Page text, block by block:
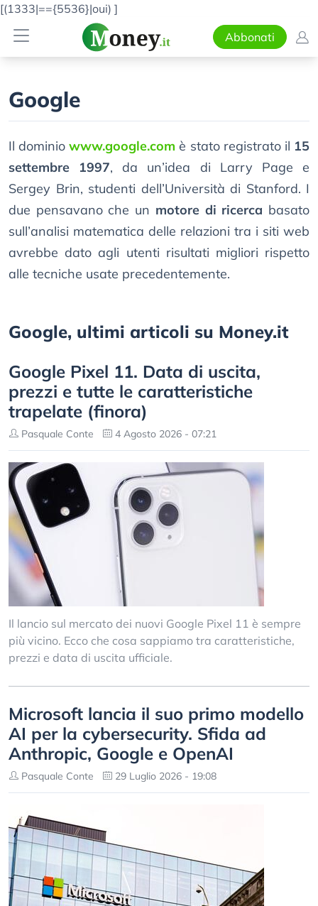
[(1333|=={5536}|oui) ]
Abbonati
Google
Il dominiowww.google.com è stato registrato il 15
settembre 1997, da un’idea di Larry Page e
Sergey Brin, studenti dell’Università di Stanford. I
due pensavano che un motore di ricerca basato
sull’analisi matematica delle relazioni tra i siti web
avrebbe dato agli utenti risultati migliori rispetto
alle tecniche usate precedentemente.
Google, ultimi articoli su Money.it
Google Pixel 11. Data di uscita,
prezzi e tutte le caratteristiche
trapelate (finora)
Pasquale Conte 4 Agosto 2026 - 07:21
Il lancio sul mercato dei nuovi Google Pixel 11 è sempre
più vicino. Ecco che cosa sappiamo tra caratteristiche,
prezzi e data di uscita ufficiale.
Microsoft lancia il suo primo modello
AI per la cybersecurity. Sfida ad
Anthropic, Google e OpenAI
Pasquale Conte 29 Luglio 2026 - 19:08